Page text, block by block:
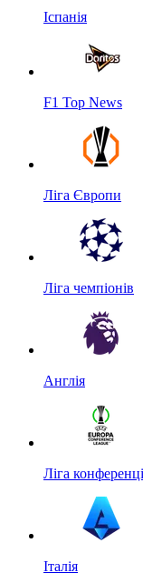
Іспанія
F1 Top News
Ліга Європи
Ліга чемпіонів
Англія
Ліга
Італія